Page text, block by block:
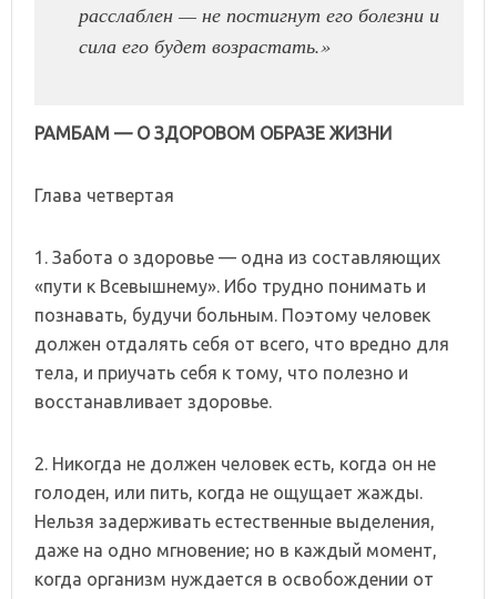
расслаблен — не постигнут его болезни и
сила его будет возрастать.»
РАМБАМ — О ЗДОРОВОМ ОБРАЗЕ ЖИЗНИ
Глава четвертая
1. Забота о здоровье — одна из составляющих
«пути к Всевышнему». Ибо трудно понимать и
познавать, будучи больным. Поэтому человек
должен отдалять себя от всего, что вредно для
тела, и приучать себя к тому, что полезно и
восстанавливает здоровье.
2. Никогда не должен человек есть, когда он не
голоден, или пить, когда не ощущает жажды.
Нельзя задерживать естественные выделения,
даже на одно мгновение; но в каждый момент,
когда организм нуждается в освобождении от